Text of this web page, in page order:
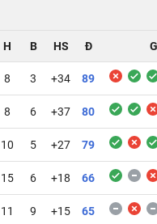
H B HS Đ
8 3 +34 89
8 6 +37 80
10 5 +27 79
15 6 +18 66
11 9 +15 65